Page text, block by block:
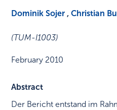
Dominik Sojer ,Christian
(TUM-I1003)
February 2010
Abstract
Der Bericht entstand im